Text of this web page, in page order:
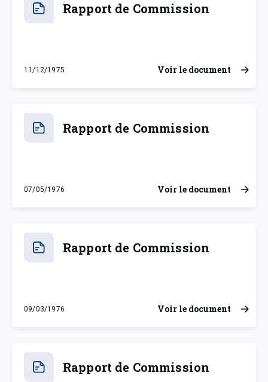
Rapport de Commission
11/12/1975
jeudi 11 décembre 1975
Voir le document
Rapport de Commission
07/05/1976
vendredi 7 mai 1976
Voir le document
Rapport de Commission
09/03/1976
mardi 9 mars 1976
Voir le document
Rapport de Commission